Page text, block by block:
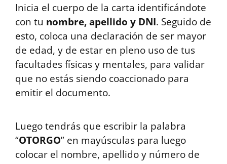
Inicia el cuerpo de la carta identificándote
con tu nombre, apellido y DNI. Seguido de
esto, coloca una declaración de ser mayor
de edad, y de estar en pleno uso de tus
facultades físicas y mentales, para validar
que no estás siendo coaccionado para
emitir el documento.
Luego tendrás que escribir la palabra
“OTORGO” en mayúsculas para luego
colocar el nombre, apellido y número de